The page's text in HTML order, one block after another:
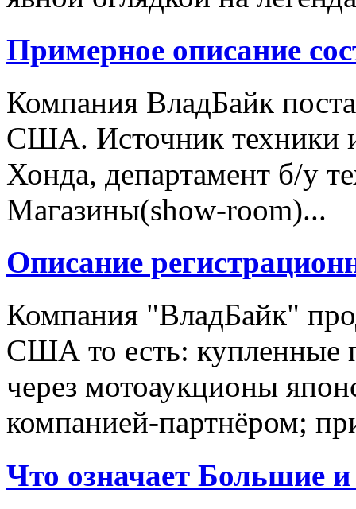
Примерное описание
Компания ВладБайк
США. Источник техники
Хонда, департамент б/у
Магазины(show-room)...
Описание
Компания "ВладБайк"
США то есть: купленные
через мотоаукционы
компанией-партнёром;
Что означает Большие